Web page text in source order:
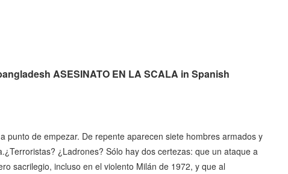
ASESINATO EN LA SCALA in Spanish
punto de empezar. De repente aparecen siete hombres armados y
¿Ladrones? Sólo hay dos certezas: que un ataque a
sacrilegio, incluso en el violento Milán de 1972, y que al